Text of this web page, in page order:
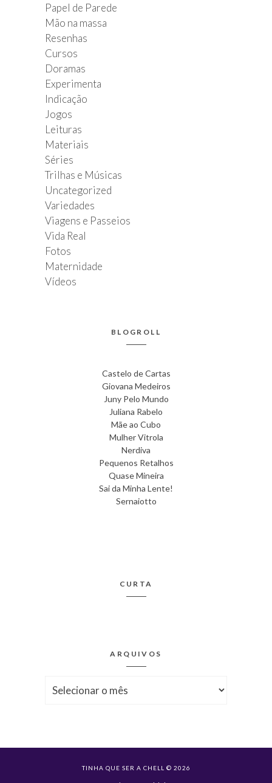
Papel de Parede
Mão na massa
Resenhas
Cursos
Doramas
Experimenta
Indicação
Jogos
Leituras
Materiais
Séries
Trilhas e Músicas
Uncategorized
Variedades
Viagens e Passeios
Vida Real
Fotos
Maternidade
Vídeos
BLOGROLL
Castelo de Cartas
Giovana Medeiros
Juny Pelo Mundo
Juliana Rabelo
Mãe ao Cubo
Mulher Vitrola
Nerdiva
Pequenos Retalhos
Quase Mineira
Sai da Minha Lente!
Sernaiotto
CURTA
ARQUIVOS
TINHA QUE SER A CHELL © 2026